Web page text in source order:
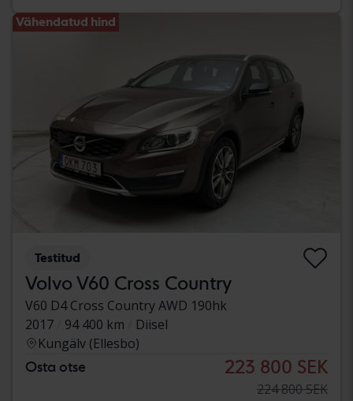
Vähendatud hind
Testitud
Volvo V60 Cross Country
V60 D4 Cross Country AWD 190hk
2017
94 400 km
Diisel
Kungälv (Ellesbo)
Osta otse 223 800 SEK
224 800 SEK